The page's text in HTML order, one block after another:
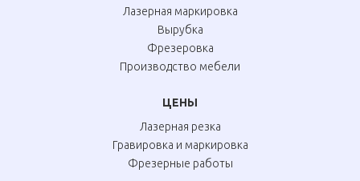
Лазерная маркировка
Вырубка
Фрезеровка
Производство мебели
ЦЕНЫ
Лазерная резка
Гравировка и маркировка
Фрезерные работы